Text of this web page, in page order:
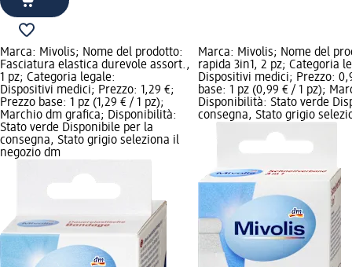
Marca: Mivolis; Nome del prodotto:
Fasciatura elastica durevole assort.,
1 pz; Categoria legale:
Dispositivi medici; Prezzo: 1,29 €;
Prezzo base: 1 pz (1,29 € / 1 pz);
Marchio dm grafica; Disponibilità:
Stato verde Disponibile per la
consegna, Stato grigio seleziona il
negozio dm
Marca: Mivolis; Nome del
rapida 3in1, 2 pz; Categoria
Dispositivi medici; Prezzo:
base: 1 pz (0,99 € / 1 pz);
Disponibilità: Stato verde
consegna, Stato grigio